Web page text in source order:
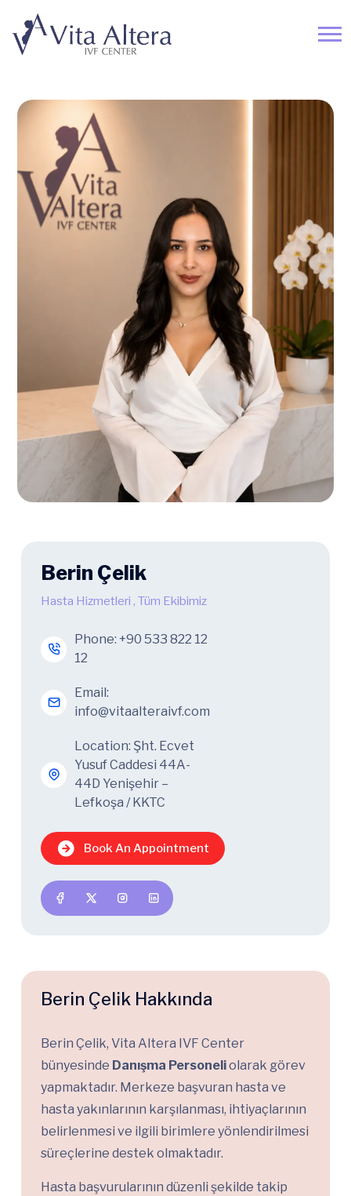
Berin Çelik
Hasta Hizmetleri , Tüm Ekibimiz
Phone: +90 533 822 12
12
Email:
info@vitaalteraivf.com
Location: Şht. Ecvet
Yusuf Caddesi 44A-
44D Yenişehir –
Lefkoşa / KKTC
Book An Appointment
Berin Çelik Hakkında
Berin Çelik, Vita Altera IVF Center
bünyesinde Danışma Personeliolarak görev
yapmaktadır. Merkeze başvuran hasta ve
hasta yakınlarının karşılanması, ihtiyaçlarının
belirlenmesi ve ilgili birimlere yönlendirilmesi
süreçlerine destek olmaktadır.
Hasta başvurularının düzenli şekilde takip